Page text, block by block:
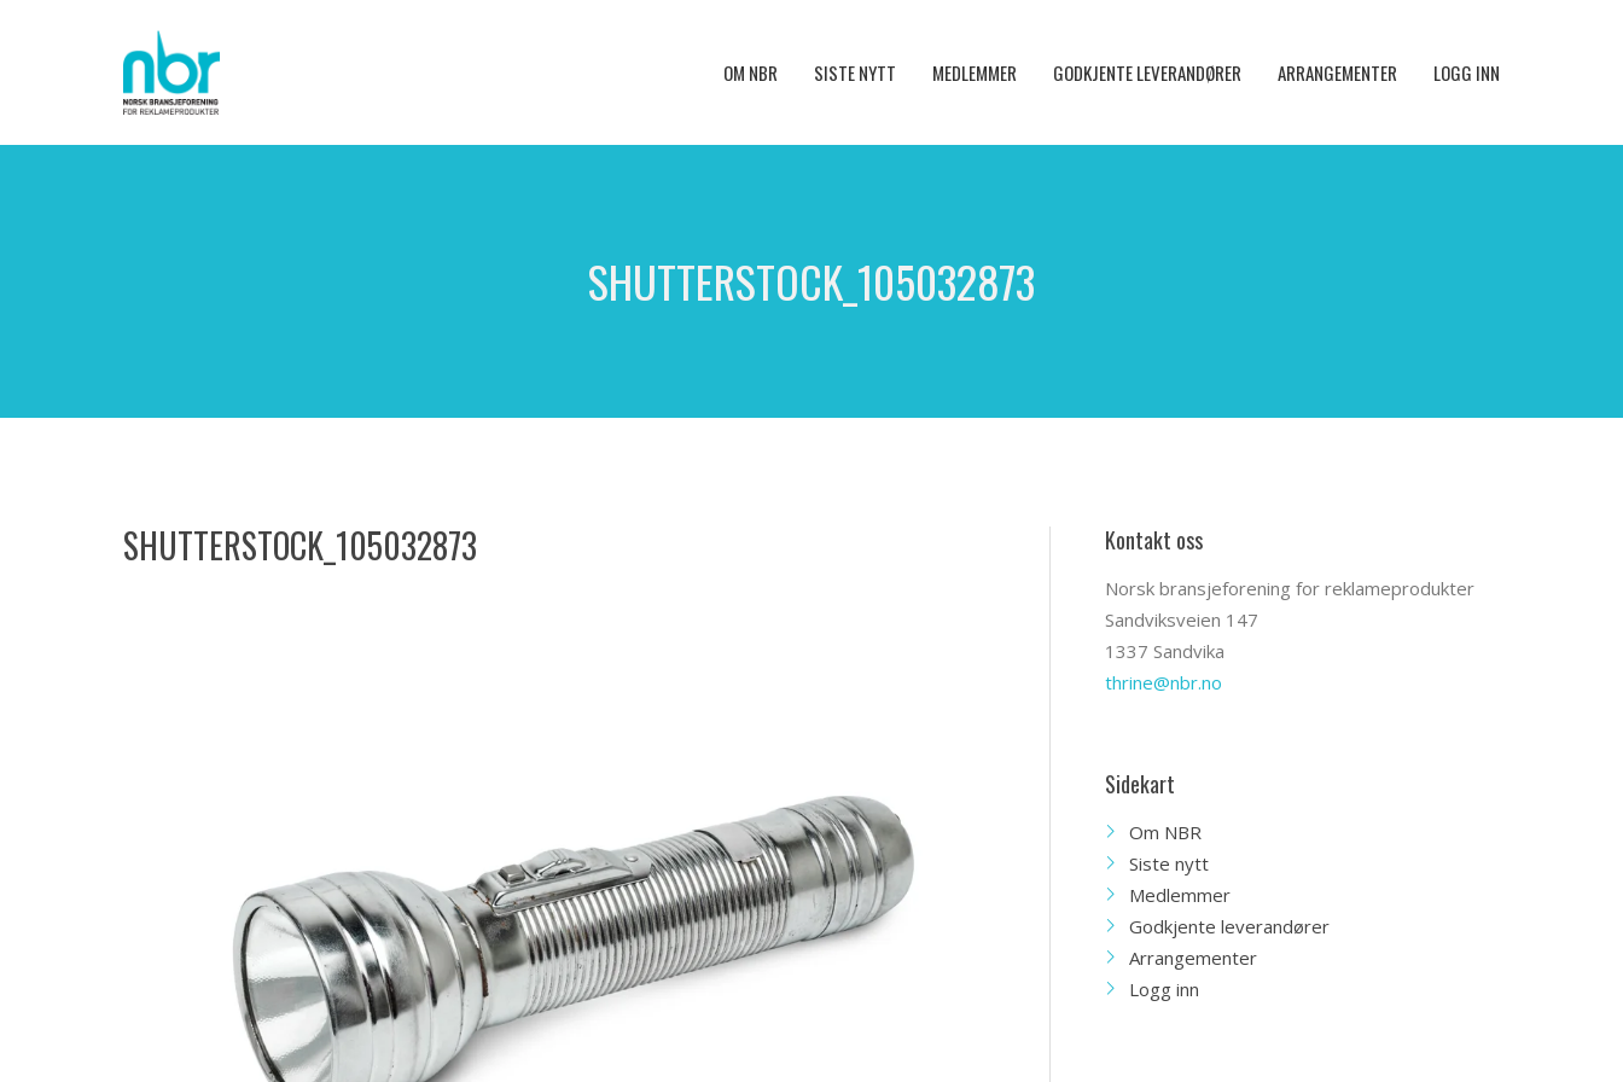
OM NBR SISTE NYTT MEDLEMMER GODKJENTE LEVERANDØRER ARRANGEMENTER LOGG INN
SHUTTERSTOCK_105032873
SHUTTERSTOCK_105032873 Kontakt oss
Norsk bransjeforening for reklameprodukter
Sandviksveien 147
1337 Sandvika
thrine@nbr.no
Sidekart
Om NBR
Siste nytt
Medlemmer
Godkjente leverandører
Arrangementer
Logg inn